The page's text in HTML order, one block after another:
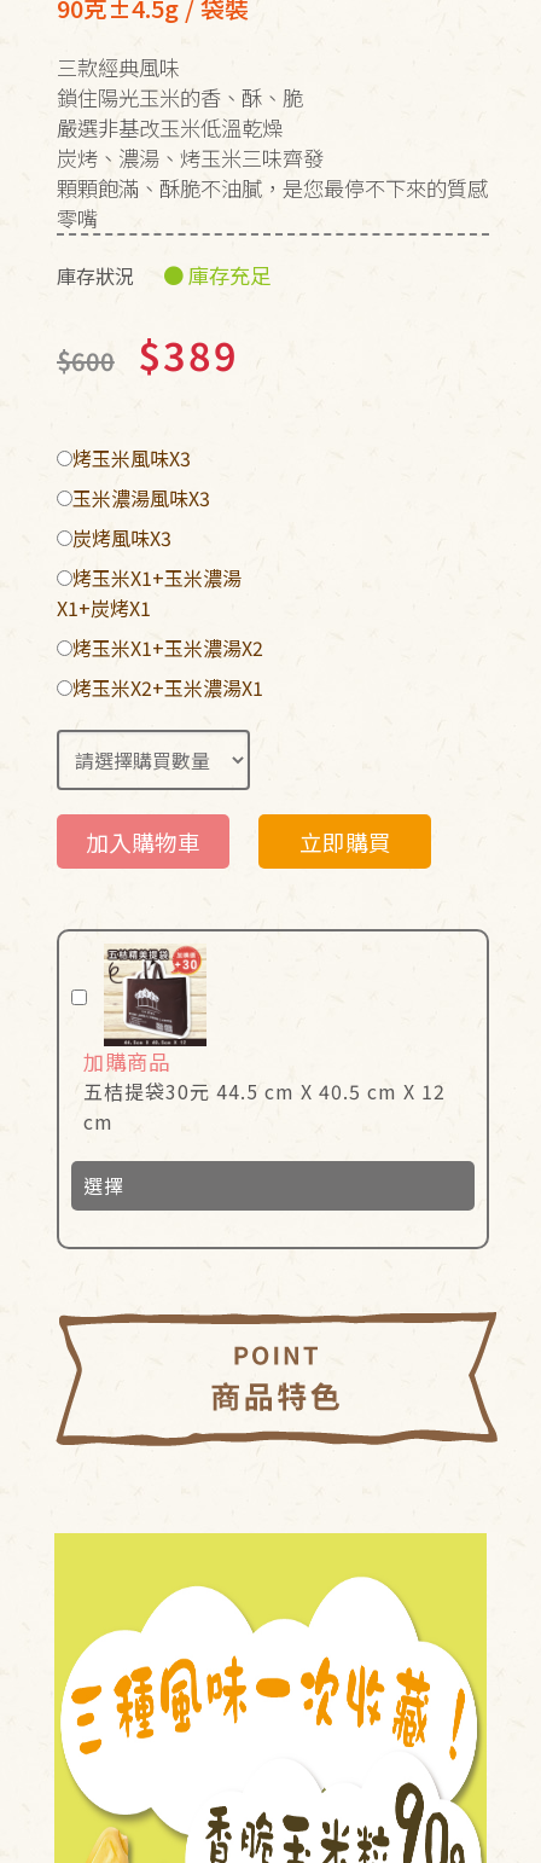
90克±4.5g / 袋裝
三款經典風味
鎖住陽光玉米的香、酥、脆
嚴選非基改玉米低溫乾燥
炭烤、濃湯、烤玉米三味齊發
顆顆飽滿、酥脆不油膩，是您最停不下來的質感
零嘴
庫存狀況 ● 庫存充足
$600 $389
烤玉米風味X3
玉米濃湯風味X3
炭烤風味X3
烤玉米X1+玉米濃湯
X1+炭烤X1
烤玉米X1+玉米濃湯X2
烤玉米X2+玉米濃湯X1
加入購物車 立即購買
加購商品
五桔提袋30元 44.5 cm X 40.5 cm X 12
cm
選擇